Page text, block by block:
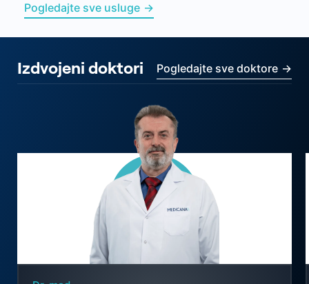
Pogledajte sve usluge →
Izdvojeni doktori Pogledajte sve doktore →